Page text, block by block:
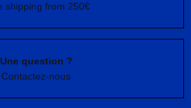
shipping from 250€
Une question ?
Contactez-nous